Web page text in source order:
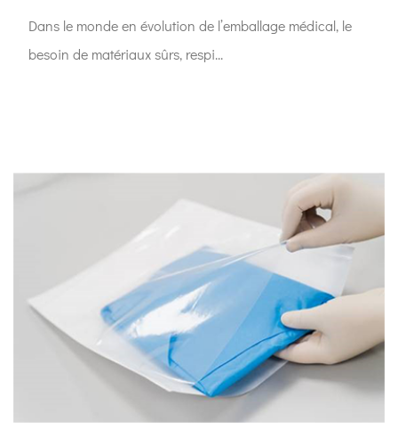
Dans le monde en évolution de l’emballage médical, le
besoin de matériaux sûrs, respi...